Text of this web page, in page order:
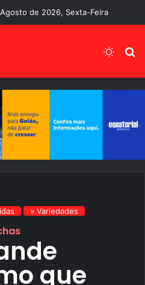
Correia
» Variedades
que